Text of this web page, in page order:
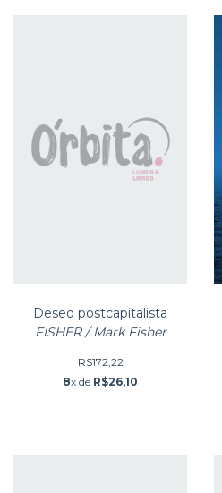
Deseo postcapitalista
FISHER / Mark Fisher
R$172,22
8x de R$26,10